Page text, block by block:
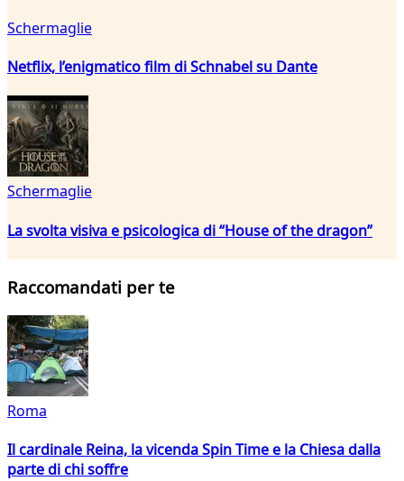
Schermaglie
Netflix, l’enigmatico film di Schnabel su Dante
Schermaglie
La svolta visiva e psicologica di “House of the dragon”
Raccomandati per te
Roma
Il cardinale Reina, la vicenda Spin Time e la Chiesa dalla
parte di chi soffre